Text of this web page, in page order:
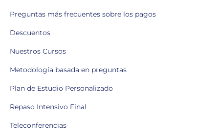
Preguntas más frecuentes sobre los pagos
Descuentos
Nuestros Cursos
Metodología basada en preguntas
Plan de Estudio Personalizado
Repaso Intensivo Final
Teleconferencias